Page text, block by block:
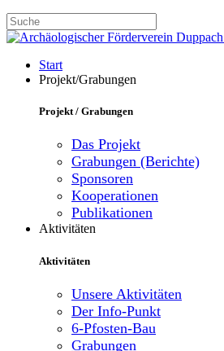
Start
Projekt/Grabungen
Projekt / Grabungen
Das Projekt
Grabungen (Berichte)
Sponsoren
Kooperationen
Publikationen
Aktivitäten
Aktivitäten
Unsere Aktivitäten
Der Info-Punkt
6-Pfosten-Bau
Grabungen